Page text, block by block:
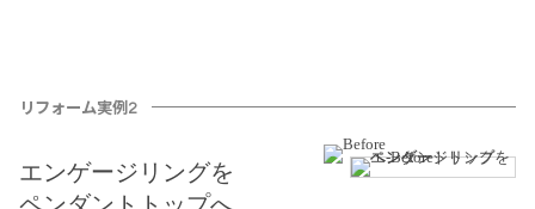
リフォーム実例2
エンゲージリングを